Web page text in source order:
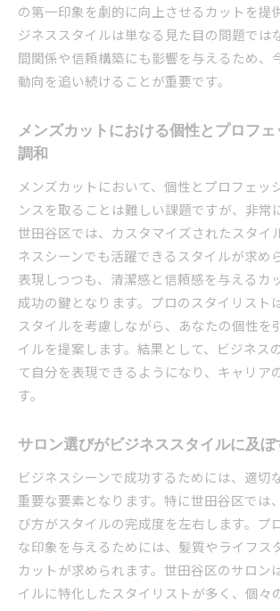
ビジネスシーンで自己表現を高
ル
パーソナルスタイルとビジネス
自信を持てるスタイル作りの手順
サロンでのコンサルティングを
ル選び
ク
ビジネス成功を呼び込むメンズカッ
選び方
成功するためのカットスタイル
ビジネスシーンでの信頼感を高
ン
第一印象を左右するメンズカッ
サロン選びで注意すべきポイン
世田谷区のメンズカットで個性を引き
シーンのスタイル術
個性を活かすためのカットデザ
ビジネス場面での自己表現を高
スタイルに個性をプラスするテ
個性的でありながらビジネスに
の第一印象を劇的に向上させるカットを提
ジネススタイルは単なる見た目の問題では
間関係や信頼構築にも影響を与えるため、
動向を追い続けることが重要です。
メンズカットにおける個性とプロフ
調和
メンズカットにおいて、個性とプロフェッ
ンスを取ることは難しい課題ですが、非常
世田谷区では、カスタマイズされたスタイ
ネスシーンでも活躍できるスタイルが求め
表現しつつも、清潔感と信頼感を与えるカ
成功の鍵となります。プロのスタイリスト
スタイルを考慮しながら、あなたの個性を
イルを提案します。結果として、ビジネス
て自分を表現できるようになり、キャリア
す。
サロン選びがビジネススタイルに及ぼ
ビジネスシーンで成功するためには、適切
重要な要素となります。特に世田谷区では
び方がスタイルの完成度を左右します。プ
な印象を与えるためには、髪質やライフス
カットが求められます。世田谷区のサロン
イルに特化したスタイリストが多く、個々